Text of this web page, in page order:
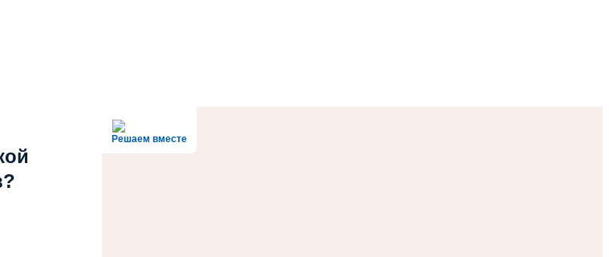
Решаем вместе